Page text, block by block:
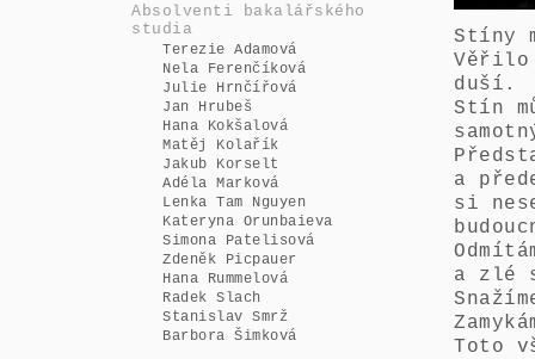
Absolventi bakalářského
studia
Terezie Adamová
Nela Ferenčíková
Julie Hrnčířová
Jan Hrubeš
Hana Kokšalová
Matěj Kolařík
Jakub Korselt
Adéla Marková
Lenka Tam Nguyen
Kateryna Orunbaieva
Simona Patelisová
Zdeněk Picpauer
Hana Rummelová
Radek Slach
Stanislav Smrž
Barbora Šimková
Stíny
Věřilo
duší.
Stín
a
si
a zlé
Toto